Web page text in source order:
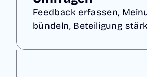
Feedback erfassen,
bündeln, Beteiligung